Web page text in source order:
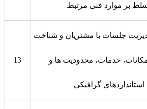
بر موارد فنی مرتبط
13
جلسات با مشتریان و شناخت
خدمات، محدودیت ها و
استانداردهای گرافیکی